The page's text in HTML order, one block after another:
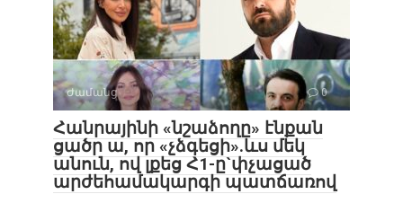
Ժամանց 0
Հանրայինի «նշաձողը» էնքան
ցածր ա, որ «չձգեցի».ևս մեկ
անուն, ով լքեց Հ1-ը`փչացած
արժեհամակարգի պատճառով